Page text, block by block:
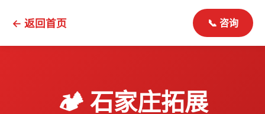
← 返回首页 📞 咨询
🏕️ 石家庄拓展